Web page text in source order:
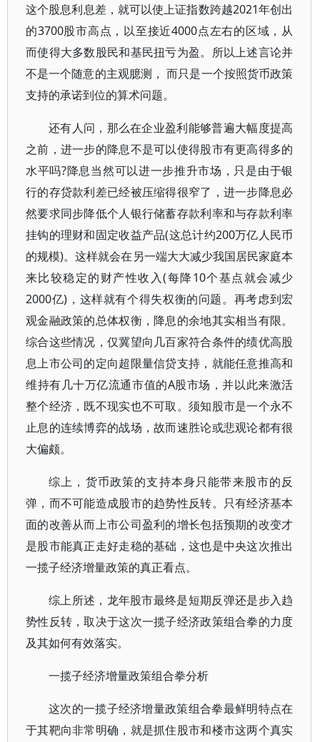
这个股息利息差，就可以使上证指数跨越2021年创出
的3700股市高点，以至接近4000点左右的区域，从
而使得大多数股民和基民扭亏为盈。所以上述言论并
不是一个随意的主观臆测， 而只是一个按照货币政策
支持的承诺到位的算术问题。
还有人问，那么在企业盈利能够普遍大幅度提高
之前，进一步的降息不是可以使得股市有更高得多的
水平吗?降息当然可以进一步推升市场，只是由于银
行的存贷款利差已经被压缩得很窄了，进一步降息必
然要求同步降低个人银行储蓄存款利率和与存款利率
挂钩的理财和固定收益产品(这总计约200万亿人民币
的规模)。这样就会在另一端大大减少我国居民家庭本
来比较稳定的财产性收入(每降10个基点就会减少
2000亿)，这样就有个得失权衡的问题。再考虑到宏
观金融政策的总体权衡，降息的余地其实相当有限。
综合这些情况，仅冀望向几百家符合条件的绩优高股
息上市公司的定向超限量信贷支持，就能任意推高和
维持有几十万亿流通市值的A股市场，并以此来激活
整个经济，既不现实也不可取。须知股市是一个永不
止息的连续博弈的战场，故而速胜论或悲观论都有很
大偏颇。
综上，货币政策的支持本身只能带来股市的反
弹，而不可能造成股市的趋势性反转。只有经济基本
面的改善从而上市公司盈利的增长包括预期的改变才
是股市能真正走好走稳的基础，这也是中央这次推出
一揽子经济增量政策的真正看点。
综上所述，龙年股市最终是短期反弹还是步入趋
势性反转，取决于这次一揽子经济政策组合拳的力度
及其如何有效落实。
一揽子经济增量政策组合拳分析
这次的一揽子经济增量政策组合拳最鲜明特点在
于其靶向非常明确，就是抓住股市和楼市这两个真实